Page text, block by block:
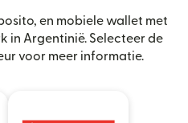
en mobiele wallet met
in Argentinië. Selecteer de
voor meer informatie.